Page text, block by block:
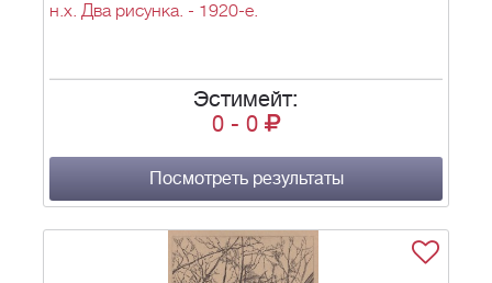
н.х. Два рисунка. - 1920-е.
Эстимейт:
0 - 0
Посмотреть результаты